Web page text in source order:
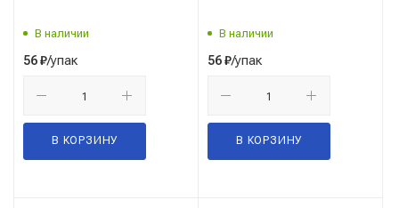
В наличии
56₽/упак
В КОРЗИНУ
В наличии
56₽/упак
В КОРЗИНУ